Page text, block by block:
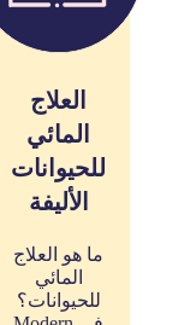
العلاج
المائي
للحيوانات
الأليفة
ما هو العلاج
المائي
للحيوانات؟